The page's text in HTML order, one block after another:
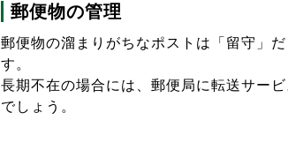
郵便物の管理
郵便物の溜まりがちなポストは「留守」
す。
長期不在の場合には、郵便局に転送サー
でしょう。